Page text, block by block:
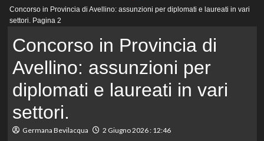
principale
Concorso in Provincia di Avellino: assunzioni per diplomati e laureati in vari
settori. Pagina 2
Concorso in Provincia di
Avellino: assunzioni per
diplomati e laureati in vari
settori.
Germana Bevilacqua 2 Giugno 2026 : 12:46